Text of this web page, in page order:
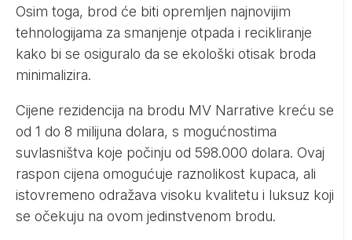
Osim toga, brod će biti opremljen najnovijim
tehnologijama za smanjenje otpada i recikliranje
kako bi se osiguralo da se ekološki otisak broda
minimalizira.
Cijene rezidencija na brodu MV Narrative kreću se
od 1 do 8 milijuna dolara, s mogućnostima
suvlasništva koje počinju od 598.000 dolara. Ovaj
raspon cijena omogućuje raznolikost kupaca, ali
istovremeno odražava visoku kvalitetu i luksuz koji
se očekuju na ovom jedinstvenom brodu.